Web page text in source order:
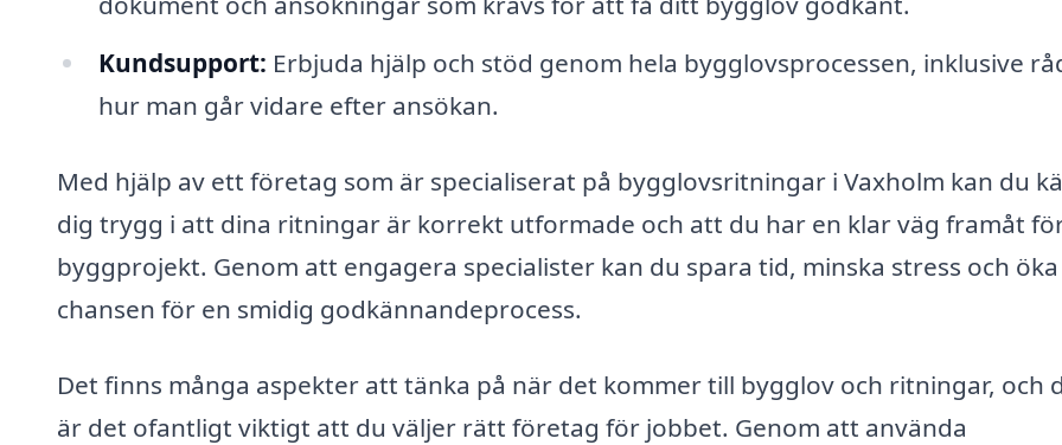
Kundsupport: Erbjuda hjälp och stöd genom hela bygglovsprocessen, inklusive
hur man går vidare efter ansökan.
Med hjälp av ett företag som är specialiserat på bygglovsritningar i Vaxholm kan du
dig trygg i att dina ritningar är korrekt utformade och att du har en klar väg framåt
byggprojekt. Genom att engagera specialister kan du spara tid, minska stress och öka
chansen för en smidig godkännandeprocess.
Det finns många aspekter att tänka på när det kommer till bygglov och ritningar, och
är det ofantligt viktigt att du väljer rätt företag för jobbet. Genom att använda